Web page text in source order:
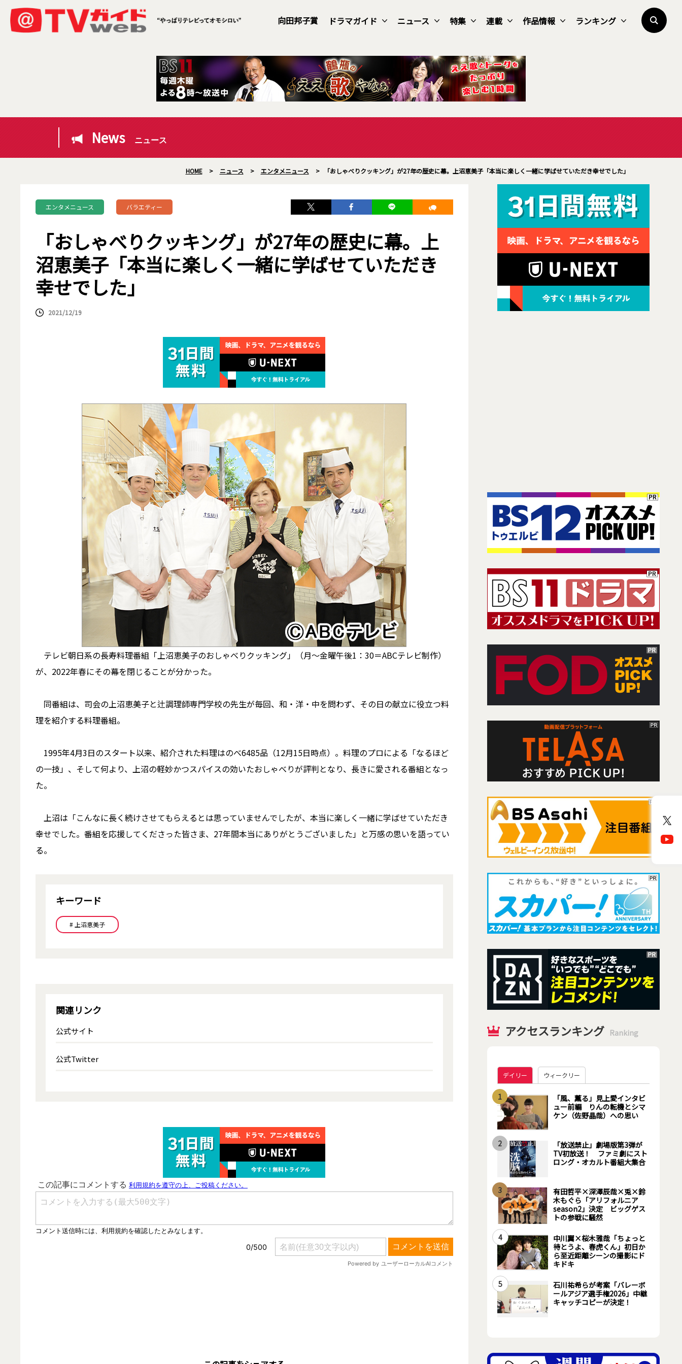
向田邦子賞 ドラマガイド ニュース 特集 連載 作品情報 ランキング
News ニュース
HOME > ニュース > エンタメニュース > 「おしゃべりクッキング」が27年の歴史に幕。上沼恵美子「本当に楽しく一緒に学ばせていただき幸せでした」
エンタメニュース バラエティー
「おしゃべりクッキング」が27年の歴史に幕。上
沼恵美子「本当に楽しく一緒に学ばせていただき
幸せでした」
2021/12/19
テレビ朝日系の長寿料理番組「上沼恵美子のおしゃべりクッキング」（月～金曜午後1：30＝ABCテレビ制作）
が、2022年春にその幕を閉じることが分かった。
同番組は、司会の上沼恵美子と辻調理師専門学校の先生が毎回、和・洋・中を問わず、その日の献立に役立つ料
理を紹介する料理番組。
1995年4月3日のスタート以来、紹介された料理はのべ6485品（12月15日時点）。料理のプロによる「なるほど
の一技」、そして何より、上沼の軽妙かつスパイスの効いたおしゃべりが評判となり、長きに愛される番組となっ
た。
上沼は「こんなに長く続けさせてもらえるとは思っていませんでしたが、本当に楽しく一緒に学ばせていただき
幸せでした。番組を応援してくださった皆さま、27年間本当にありがとうございました」と万感の思いを語ってい
る。
キーワード
# 上沼恵美子
関連リンク
公式サイト
公式Twitter
アクセスランキング Ranking
デイリー ウィークリー
1
「風、薫る」見上愛インタビ
ュー前編 りんの転機とシマ
ケン（佐野晶哉）への思い
2
「放送禁止」劇場版第3弾が
TV初放送！ ファミ劇にスト
ロング・オカルト番組大集合
3
有田哲平×深澤辰哉×兎×鈴
木もぐら「アリフォルニア
season2」決定 ビッグゲス
トの参戦に騒然
4
中川翼×桜木雅哉「ちょっと
待とうよ、春虎くん」初日か
ら至近距離シーンの撮影にド
キドキ
5
石川祐希らが考案「バレーボ
ールアジア選手権2026」中継
キャッチコピーが決定！